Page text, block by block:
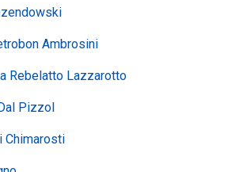
Ambrosini
Rebelatto Lazzarotto
Pizzol
Chimarosti